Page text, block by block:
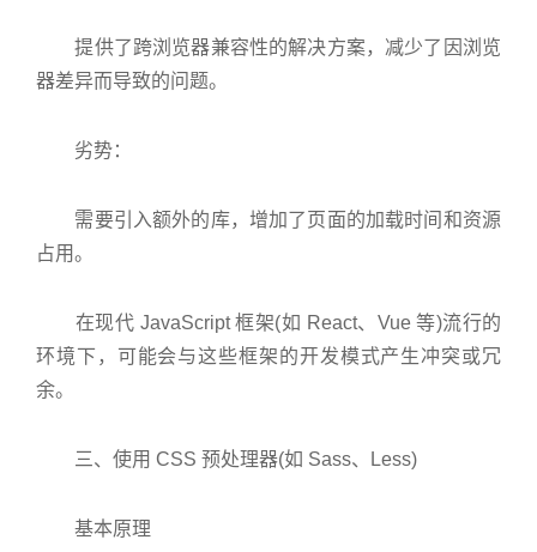
提供了跨浏览器兼容性的解决方案，减少了因浏览
器差异而导致的问题。
劣势：
需要引入额外的库，增加了页面的加载时间和资源
占用。
在现代 JavaScript 框架(如 React、Vue 等)流行的
环境下，可能会与这些框架的开发模式产生冲突或冗
余。
三、使用 CSS 预处理器(如 Sass、Less)
基本原理